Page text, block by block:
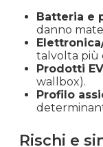
Batteria e
danno
talvolta più
Prodotti
wallbox).
Profilo
Rischi e